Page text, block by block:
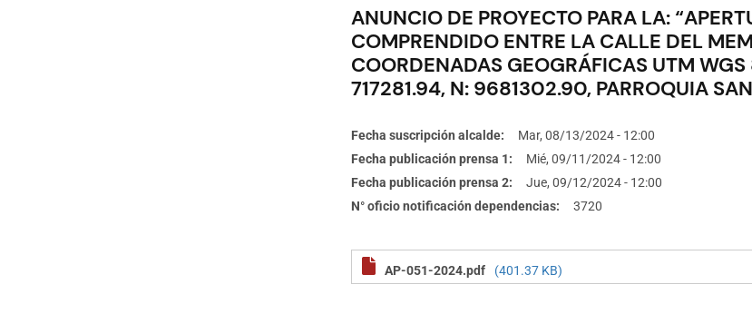
ANUNCIO DE PROYECTO PARA LA:
COMPRENDIDO ENTRE LA CALLE DEL
COORDENADAS GEOGRÁFICAS UTM
717281.94, N: 9681302.90, PARROQUIA
Fecha suscripción alcalde
Mar, 08/13/2024 - 12:00
Fecha publicación prensa 1
Mié, 09/11/2024 - 12:00
Fecha publicación prensa 2
Jue, 09/12/2024 - 12:00
N° oficio notificación dependencias
3720
AP-051-2024.pdf (401.37 KB)